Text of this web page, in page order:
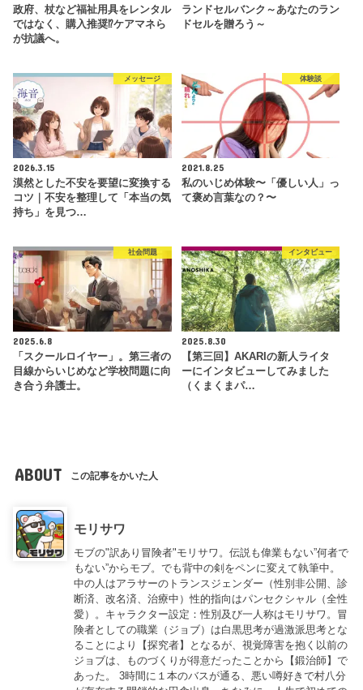
政府、杖など福祉用具をレンタル
ではなく、購入推奨⁉︎ケアマネら
が抗議へ。
ランドセルバンク～あなたのラン
ドセルを贈ろう～
メッセージ
2026.3.15
漠然とした不安を要望に変換する
コツ｜不安を整理して「本当の気
持ち」を見つ…
体験談
2021.8.25
私のいじめ体験〜「優しい人」っ
て褒め言葉なの？〜
社会問題
2025.6.8
「スクールロイヤー」。第三者の
目線からいじめなど学校問題に向
き合う弁護士。
インタビュー
2025.8.30
【第三回】AKARIの新人ライタ
ーにインタビューしてみました
（くまくまパ…
ABOUT この記事をかいた人
モリサワ
モブの"訳あり冒険者"モリサワ。伝説も偉業もない”何者で
もない”からモブ。でも背中の剣をペンに変えて執筆中。
中の人はアラサーのトランスジェンダー（性別非公開、診
断済、改名済、治療中）性的指向はパンセクシャル（全性
愛）。キャラクター設定：性別及び一人称はモリサワ。冒
険者としての職業（ジョブ）は白黒思考が過激派思考とな
ることにより【探究者】となるが、視覚障害を抱く以前の
ジョブは、ものづくりが得意だったことから【鍛治師】で
あった。 3時間に１本のバスが通る、悪い噂好きで村八分